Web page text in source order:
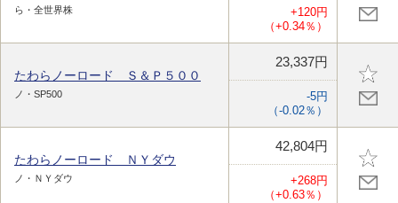
ら・全世界株
+120円
（+0.34％）
たわらノーロード Ｓ＆Ｐ５００
ノ・SP500
23,337円
-5円
（-0.02％）
たわらノーロード ＮＹダウ
ノ・ＮＹダウ
42,804円
+268円
（+0.63％）